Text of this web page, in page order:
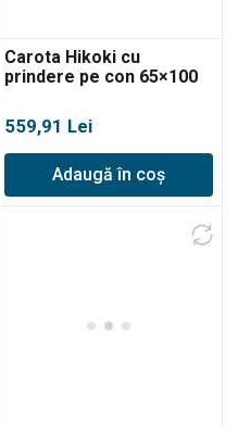
Carota Hikoki cu
prindere pe con 65×100
559,91 Lei
Adaugă în coș